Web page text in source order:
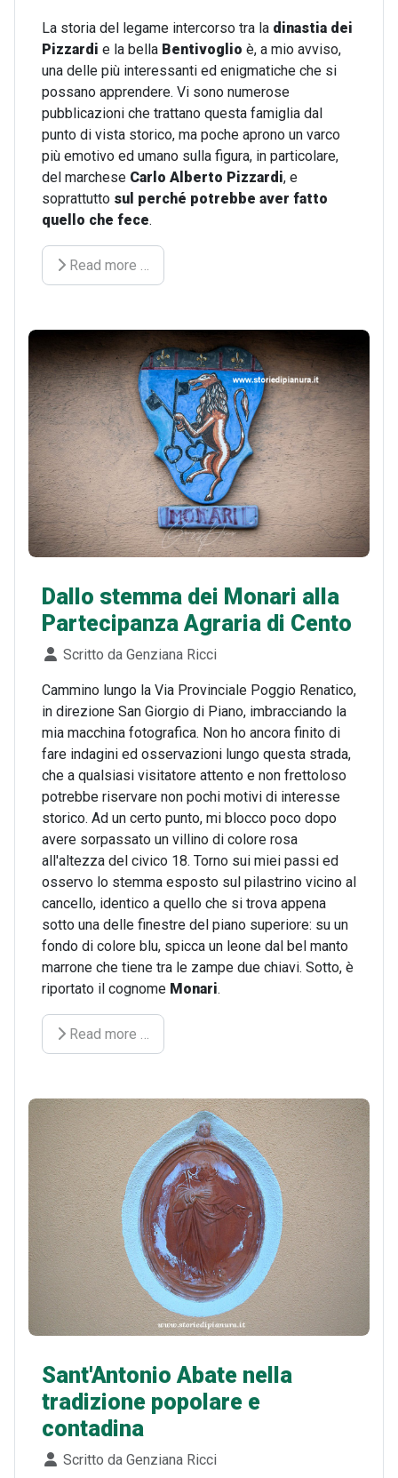
La storia del legame intercorso tra la dinastia dei
Pizzardi e la bella Bentivoglio è, a mio avviso,
una delle più interessanti ed enigmatiche che si
possano apprendere. Vi sono numerose
pubblicazioni che trattano questa famiglia dal
punto di vista storico, ma poche aprono un varco
più emotivo ed umano sulla figura, in particolare,
del marchese Carlo Alberto Pizzardi, e
soprattutto sul perché potrebbe aver fatto
quello che fece.
Read more …
Dallo stemma dei Monari alla
Partecipanza Agraria di Cento
Dettagli
Scritto da Genziana Ricci
Cammino lungo la Via Provinciale Poggio Renatico,
in direzione San Giorgio di Piano, imbracciando la
mia macchina fotografica. Non ho ancora finito di
fare indagini ed osservazioni lungo questa strada,
che a qualsiasi visitatore attento e non frettoloso
potrebbe riservare non pochi motivi di interesse
storico. Ad un certo punto, mi blocco poco dopo
avere sorpassato un villino di colore rosa
all'altezza del civico 18. Torno sui miei passi ed
osservo lo stemma esposto sul pilastrino vicino al
cancello, identico a quello che si trova appena
sotto una delle finestre del piano superiore: su un
fondo di colore blu, spicca un leone dal bel manto
marrone che tiene tra le zampe due chiavi. Sotto, è
riportato il cognome Monari.
Read more …
Sant'Antonio Abate nella
tradizione popolare e
contadina
Dettagli
Scritto da Genziana Ricci